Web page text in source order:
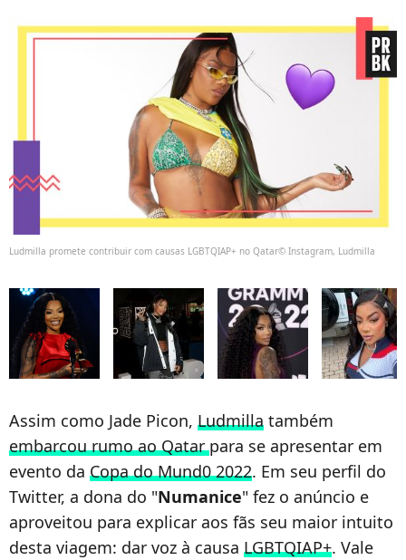
Ludmilla promete contribuir com causas LGBTQIAP+ no Qatar© Instagram, Ludmilla
Assim como Jade Picon, Ludmilla também
embarcou rumo ao Qatarpara se apresentar em
evento da Copa do Mund0 2022. Em seu perfil do
Twitter, a dona do "Numanice" fez o anúncio e
aproveitou para explicar aos fãs seu maior intuito
desta viagem: dar voz à causa LGBTQIAP+. Vale